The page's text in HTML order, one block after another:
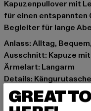
Kapuzenpullover mit
für einen entspannten
Begleiter für lange
Anlass: Alltag,
Ausschnitt: Kapuze
Ärmelart: Langarm
Details:
Schnitt: Lang
Marke: Urban Classics
GREAT